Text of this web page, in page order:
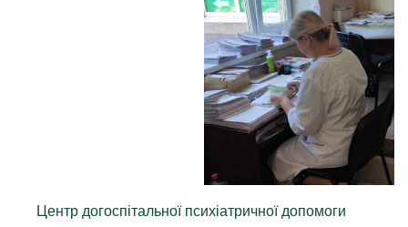
Центр догоспітальної психіатричної допомоги